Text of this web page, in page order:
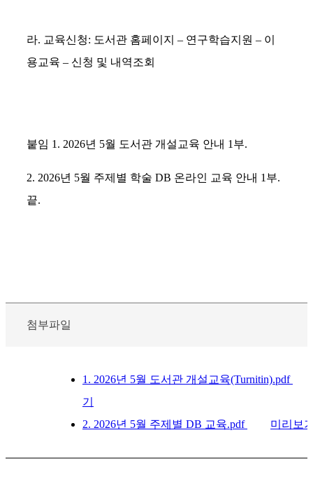
라. 교육신청: 도서관 홈페이지 – 연구학습지원 – 이
용교육 – 신청 및 내역조회
붙임 1. 2026년 5월 도서관 개설교육 안내 1 부.
2. 2026년 5월 주제별 학술 DB 온라인 교육 안내 1 부.
끝.
첨부파일
1. 2026년 5월 도서관 개설교육(Turnitin).pdf
기
2. 2026년 5월 주제별 DB 교육.pdf
미리보